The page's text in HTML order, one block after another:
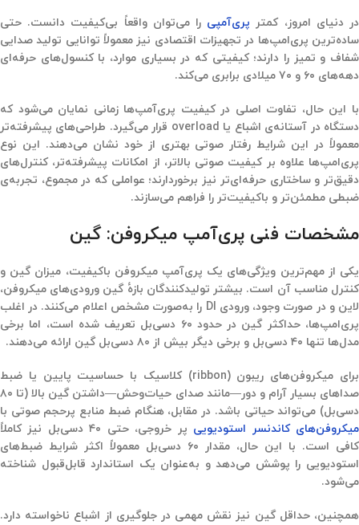
در دنیای امروز، کمتر پری‌آمپی را می‌توان واقعاً بی‌کیفیت دانست. حتی
ساده‌ترین پری‌امپ‌ها در تجهیزات اقتصادی نیز معمولاً توانایی تولید صدایی
شفاف و تمیز را دارند؛ کیفیتی که در بسیاری موارد، با کنسول‌های حرفه‌ای
دهه‌های ۶۰ و ۷۰ میلادی برابری می‌کند.
با این حال، تفاوت اصلی در کیفیت پری‌آمپ‌ها زمانی نمایان می‌شود که
دستگاه در آستانه‌ی اشباع یا overload قرار می‌گیرد. طراحی‌های پیشرفته‌تر
معمولاً در این شرایط رفتار صوتی بهتری از خود نشان می‌دهند. این نوع
پری‌امپ‌ها علاوه‌ بر کیفیت صوتی بالاتر، از امکانات پیشرفته‌تر، کنترل‌های
دقیق‌تر و ساختاری حرفه‌ای‌تر نیز برخوردارند؛ عواملی که در مجموع، تجربه‌ی
ضبطی مطمئن‌تر و باکیفیت‌تر را فراهم می‌سازند.
مشخصات فنی پری‌آمپ میکروفن: گین
یکی از مهم‌ترین ویژگی‌های یک پری‌آمپ میکروفن باکیفیت، میزان گین و
کنترل مناسب آن است. بیشتر تولیدکنندگان بازهٔ گین ورودی‌های میکروفن،
لاین و در صورت وجود، ورودی DI را به‌صورت مشخص اعلام می‌کنند. در اغلب
پری‌امپ‌ها، حداکثر گین در حدود ۶۰
دسی‌بل تعریف شده است، اما برخی
مدل‌ها تنها ۴۰
دسی‌بل و برخی دیگر بیش از ۸۰ دسی‌بل گین ارائه می‌دهند.
برای میکروفن‌های ریبون (ribbon) کلاسیک با حساسیت پایین یا ضبط
صداهای بسیار آرام و دور—مانند صدای حیات‌وحش—داشتن گین بالا (تا ۸۰
دسی‌بل) می‌تواند حیاتی باشد. در مقابل، هنگام ضبط منابع پرحجم صوتی با
میکروفن‌های کاندنسر استودیویی پر خروجی، حتی ۴۰
دسی‌بل نیز کاملاً
کافی است. با این حال، مقدار ۶۰
دسی‌بل معمولاً اکثر شرایط ضبط‌های
استودیویی را پوشش می‌دهد و به‌عنوان یک استاندارد قابل‌قبول شناخته
می‌شود.
همچنین، حداقل گین نیز نقش مهمی در جلوگیری از اشباع ناخواسته دارد.